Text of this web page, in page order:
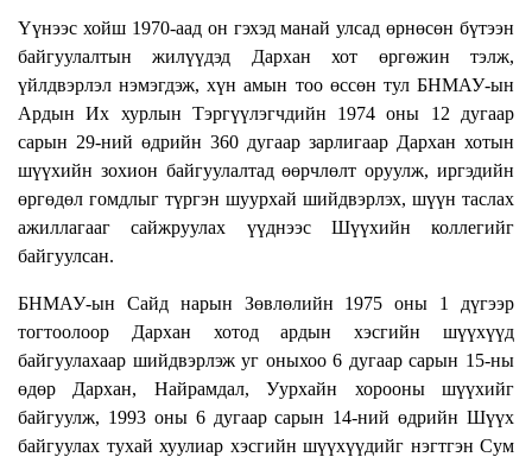
Үүнээс хойш 1970-аад он гэхэд манай улсад өрнөсөн бүтээн
байгуулалтын жилүүдэд Дархан хот өргөжин тэлж,
үйлдвэрлэл нэмэгдэж, хүн амын тоо өссөн тул БНМАУ-ын
Ардын Их хурлын Тэргүүлэгчдийн 1974 оны 12 дугаар
сарын 29-ний өдрийн 360 дугаар зарлигаар Дархан хотын
шүүхийн зохион байгуулалтад өөрчлөлт оруулж, иргэдийн
өргөдөл гомдлыг түргэн шуурхай шийдвэрлэх, шүүн таслах
ажиллагааг сайжруулах үүднээс Шүүхийн коллегийг
байгуулсан.
БНМАУ-ын Сайд нарын Зөвлөлийн 1975 оны 1 дүгээр
тогтоолоор Дархан хотод ардын хэсгийн шүүхүүд
байгуулахаар шийдвэрлэж уг оныхоо 6 дугаар сарын 15-ны
өдөр Дархан, Найрамдал, Уурхайн хорооны шүүхийг
байгуулж, 1993 оны 6 дугаар сарын 14-ний өдрийн Шүүх
байгуулах тухай хуулиар хэсгийн шүүхүүдийг нэгтгэн Сум